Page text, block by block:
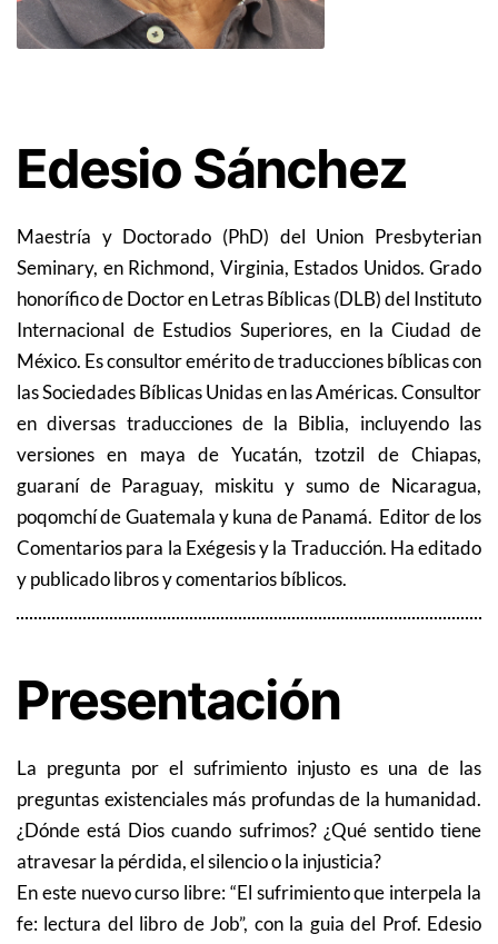
Edesio Sánchez
Maestría y Doctorado (PhD) del Union Presbyterian
Seminary, en Richmond, Virginia, Estados Unidos. Grado
honorífico de Doctor en Letras Bíblicas (DLB) del Instituto
Internacional de Estudios Superiores, en la Ciudad de
México. Es consultor emérito de traducciones bíblicas con
las Sociedades Bíblicas Unidas en las Américas. Consultor
en diversas traducciones de la Biblia, incluyendo las
versiones en maya de Yucatán, tzotzil de Chiapas,
guaraní de Paraguay, miskitu y sumo de Nicaragua,
poqomchí de Guatemala y kuna de Panamá. Editor de los
Comentarios para la Exégesis y la Traducción. Ha editado
y publicado libros y comentarios bíblicos.
Presentación
La pregunta por el sufrimiento injusto es una de las
preguntas existenciales más profundas de la humanidad.
¿Dónde está Dios cuando sufrimos? ¿Qué sentido tiene
atravesar la pérdida, el silencio o la injusticia?
En este nuevo curso libre: “El sufrimiento que interpela la
fe: lectura del libro de Job”, con la guia del Prof. Edesio